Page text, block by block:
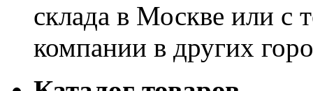
склада в Москве или с
компании в других